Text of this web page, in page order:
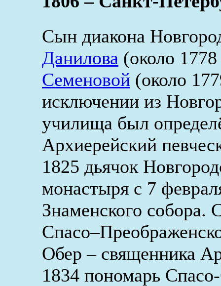
Сын диакона
Данилова (около
Семеновой (около
исключении из
училища был
Архиерейский
1825 дьячок
монастыря с 7
Знаменского собора.
Обер – священника
1834 пономарь